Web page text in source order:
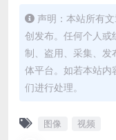
声明：本站所有
创发布。任何个人或
制、盗用、采集、发
体平台。如若本站内
们进行处理。
图像 视频